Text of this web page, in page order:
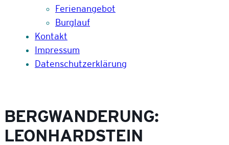
Ferienangebot
Burglauf
Kontakt
Impressum
Datenschutzerklärung
BERGWANDERUNG:
LEONHARDSTEIN